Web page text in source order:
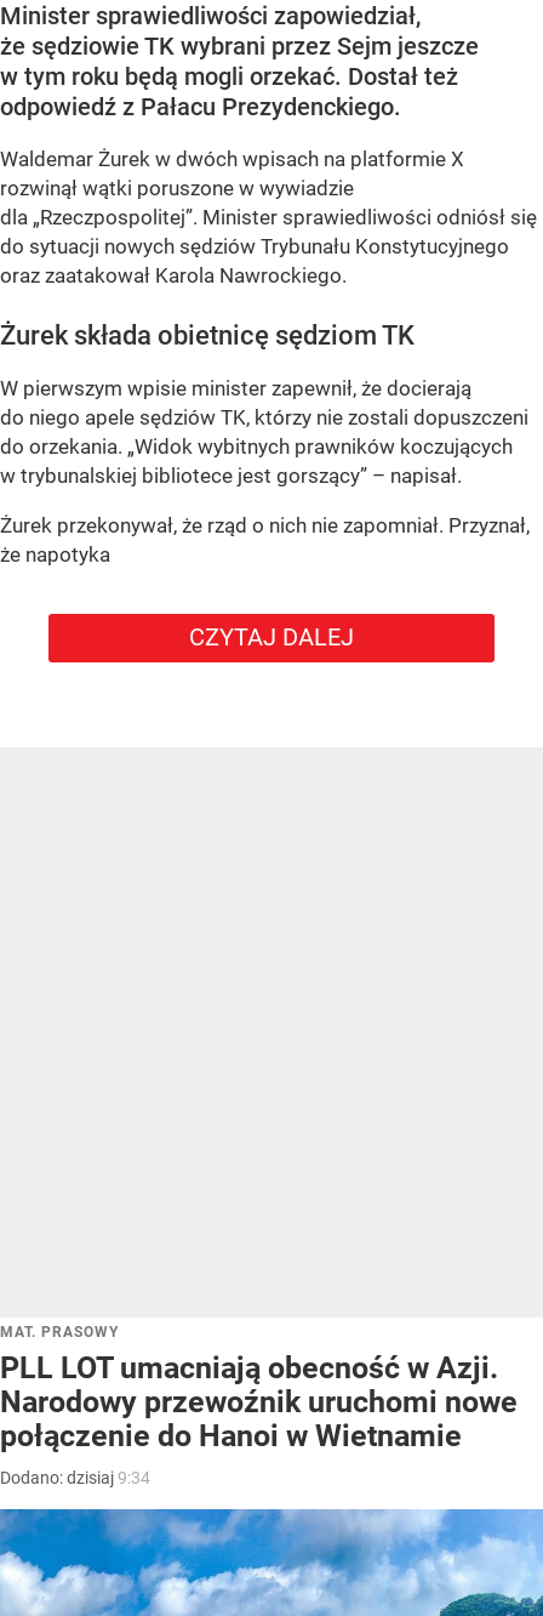
Minister sprawiedliwości zapowiedział,
że sędziowie TK wybrani przez Sejm jeszcze
w tym roku będą mogli orzekać. Dostał też
odpowiedź z Pałacu Prezydenckiego.
Waldemar Żurek w dwóch wpisach na platformie X
rozwinął wątki poruszone w wywiadzie
dla „Rzeczpospolitej”. Minister sprawiedliwości odniósł się
do sytuacji nowych sędziów Trybunału Konstytucyjnego
oraz zaatakował Karola Nawrockiego.
Żurek składa obietnicę sędziom TK
W pierwszym wpisie minister zapewnił, że docierają
do niego apele sędziów TK, którzy nie zostali dopuszczeni
do orzekania. „Widok wybitnych prawników koczujących
w trybunalskiej bibliotece jest gorszący” – napisał.
Żurek przekonywał, że rząd o nich nie zapomniał. Przyznał,
że napotyka
CZYTAJ DALEJ
MAT. PRASOWY
PLL LOT umacniają obecność w Azji.
Narodowy przewoźnik uruchomi nowe
połączenie do Hanoi w Wietnamie
Dodano:dzisiaj9:34